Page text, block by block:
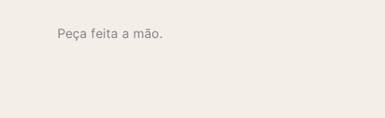
Peça feita a mão.